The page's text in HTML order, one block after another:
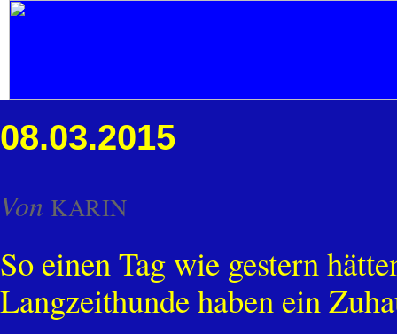
08.03.2015
Von KARIN
So einen Tag wie gestern
Langzeithunde haben ein